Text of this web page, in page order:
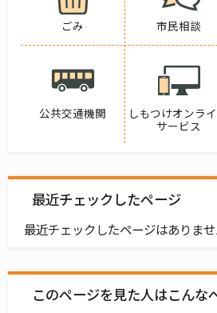
ごみ 市民相談
公共交通機関
しもつけオンラ
サービス
最近チェックしたページ
最近チェックしたページはありませ
このページを見た人はこんな